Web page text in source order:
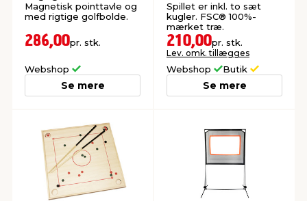
& standere
& syltning
Magnetisk pointtavle og
med rigtige golfbolde.
286,00pr. stk.
Webshop
Se mere
Spillet er inkl. to sæt
kugler. FSC® 100%-
mærket træ.
210,00pr. stk.
Lev. omk. tillægges
Webshop Butik
Se mere